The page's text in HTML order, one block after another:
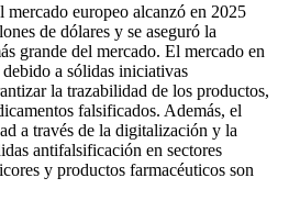
mercado europeo alcanzó en 2025
de dólares y se aseguró la
grande del mercado. El mercado en
a sólidas iniciativas
la trazabilidad de los productos,
falsificados. Además, el
a través de la digitalización y la
antifalsificación en sectores
y productos farmacéuticos son